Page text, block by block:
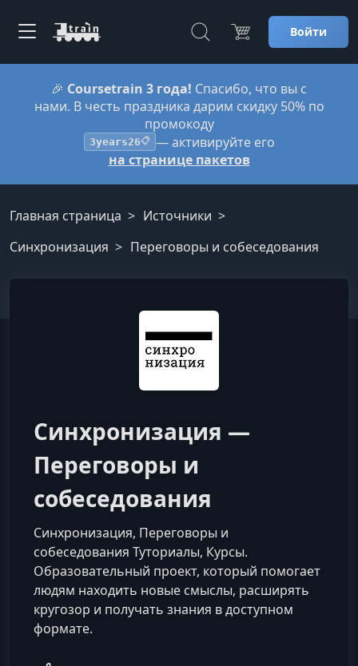
Войти
🎉 Coursetrain 3 года! Спасибо, что вы с
нами. В честь праздника дарим скидку 50% по
промокоду
3years26📋 — активируйте его
на странице пакетов
Главная страница
Источники
Синхронизация
Переговоры и собеседования
Синхронизация —
Переговоры и
собеседования
Синхронизация, Переговоры и
собеседования Туториалы, Курсы.
Образовательный проект, который помогает
людям находить новые смыслы, расширять
кругозор и получать знания в доступном
формате.